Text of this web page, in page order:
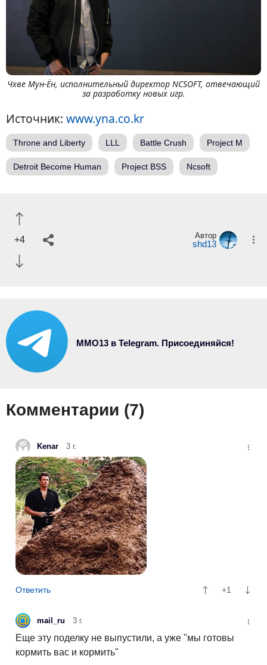
Чхве Мун-Ён, исполнительный директор NCSOFT, отвечающий
за разработку новых игр.
Источник: www.yna.co.kr
Throne and Liberty LLL Battle Crush Project M
Detroit Become Human Project BSS Ncsoft
+4 Автор
shd13
MMO13 в Telegram. Присоединяйся!
Комментарии (7)
Kenar 3 г.
+1
mail_ru 3 г.
Еще эту поделку не выпустили, а уже "мы готовы
кормить вас и кормить"